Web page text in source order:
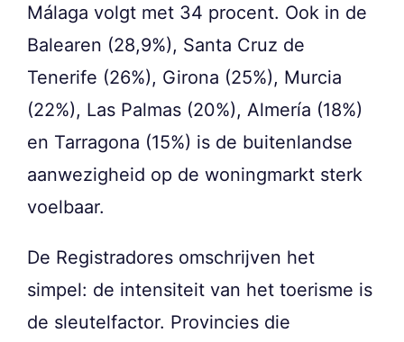
Málaga volgt met 34 procent. Ook in de
Balearen (28,9%), Santa Cruz de
Tenerife (26%), Girona (25%), Murcia
(22%), Las Palmas (20%), Almería (18%)
en Tarragona (15%) is de buitenlandse
aanwezigheid op de woningmarkt sterk
voelbaar.
De Registradores omschrijven het
simpel: de intensiteit van het toerisme is
de sleutelfactor. Provincies die